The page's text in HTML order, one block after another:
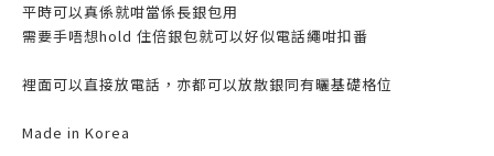
平時可以真係就咁當係長銀包用
需要手唔想hold 住倍銀包就可以好似電話繩咁扣番
裡面可以直接放電話，亦都可以放散銀同有曬基礎格位
Made in Korea